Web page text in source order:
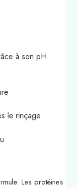
à son pH
le rinçage
Les protéines